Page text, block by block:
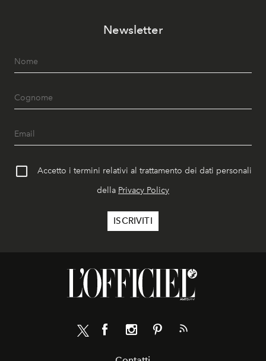
Newsletter
Accetto i termini relativi al trattamento dei dati personali
della Privacy Policy